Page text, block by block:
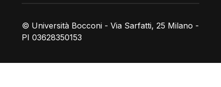
© Università Bocconi - Via Sarfatti, 25 Milano -
PI 03628350153